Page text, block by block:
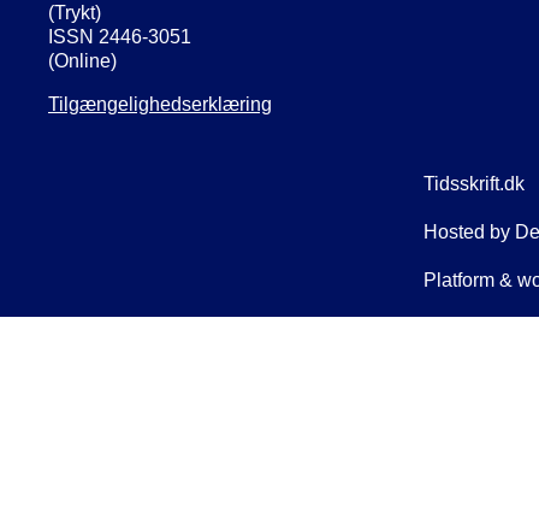
(Trykt)
ISSN 2446-3051
(Online)
Tilgængelighedserklæring